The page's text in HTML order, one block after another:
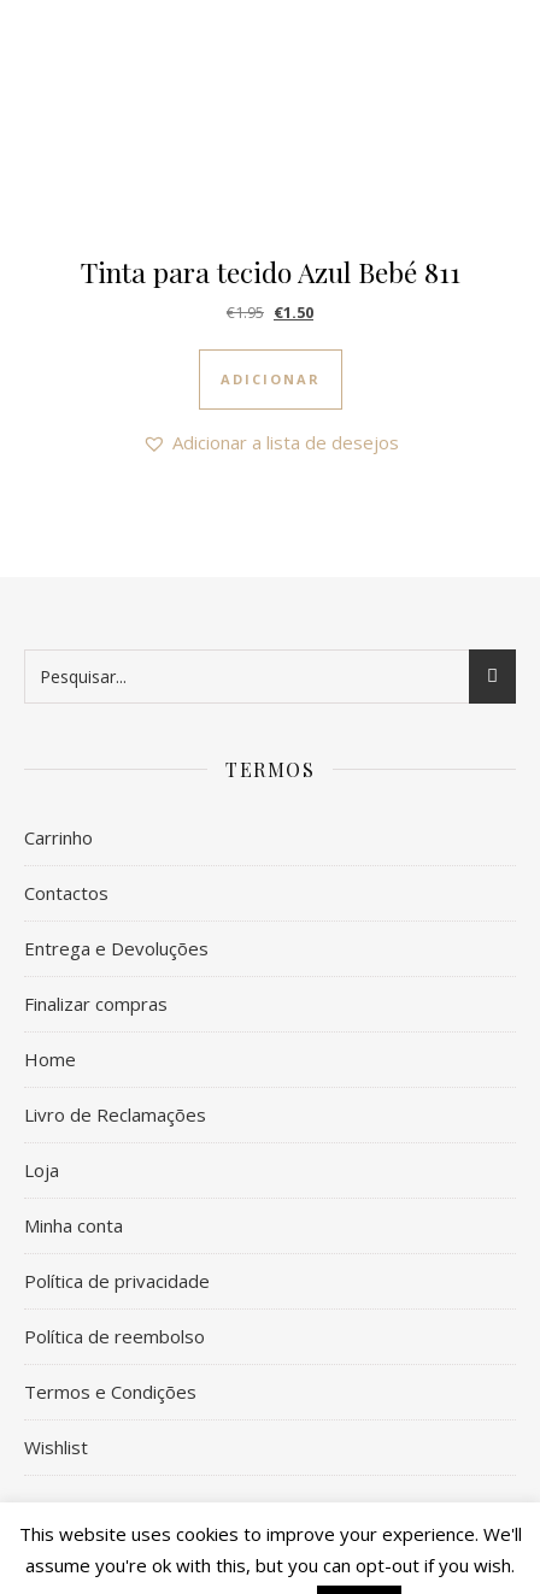
Tinta para tecido Azul Bebé 811
€1.95 O preço original era: €1.95.
€1.50O preço atual é: €1.50.
ADICIONAR
Adicionar a lista de desejos
TERMOS
Carrinho
Contactos
Entrega e Devoluções
Finalizar compras
Home
Livro de Reclamações
Loja
Minha conta
Política de privacidade
Política de reembolso
Termos e Condições
Wishlist
2026Xi-Coração Parties and Crafs©
This website uses cookies to improve your experience. We'll
assume you're ok with this, but you can opt-out if you wish.